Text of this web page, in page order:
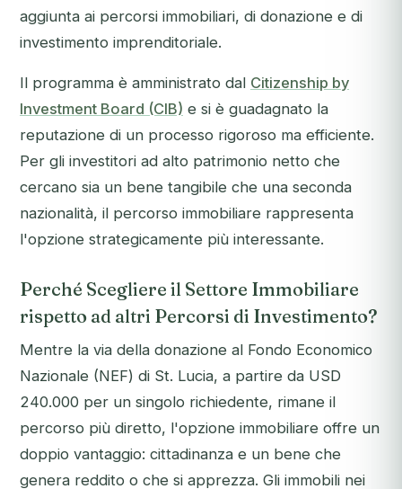
aggiunta ai percorsi immobiliari, di donazione e di
investimento imprenditoriale.
Il programma è amministrato dal Citizenship by
Investment Board (CIB) e si è guadagnato la
reputazione di un processo rigoroso ma efficiente.
Per gli investitori ad alto patrimonio netto che
cercano sia un bene tangibile che una seconda
nazionalità, il percorso immobiliare rappresenta
l'opzione strategicamente più interessante.
Perché Scegliere il Settore Immobiliare
rispetto ad altri Percorsi di Investimento?
Mentre la via della donazione al Fondo Economico
Nazionale (NEF) di St. Lucia, a partire da USD
240.000 per un singolo richiedente, rimane il
percorso più diretto, l'opzione immobiliare offre un
doppio vantaggio: cittadinanza e un bene che
genera reddito o che si apprezza. Gli immobili nei